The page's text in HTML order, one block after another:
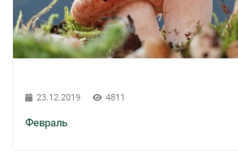
23.12.2019 4811
Февраль